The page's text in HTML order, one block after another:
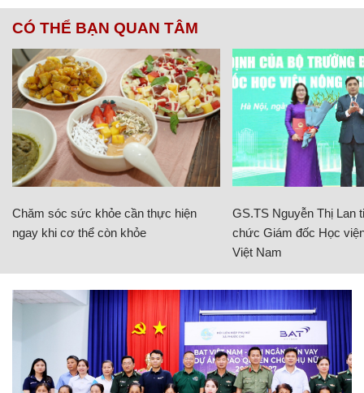
CÓ THỂ BẠN QUAN TÂM
Chăm sóc sức khỏe cần thực hiện
ngay khi cơ thể còn khỏe
GS.TS Nguyễn Thị Lan
chức Giám đốc Học
Việt Nam